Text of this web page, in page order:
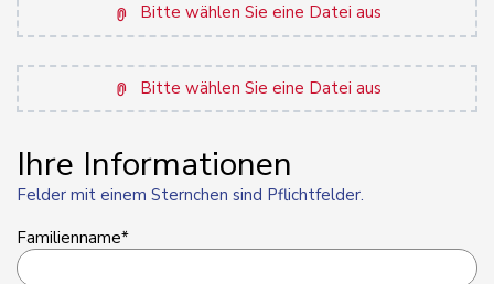
Bitte wählen Sie eine Datei aus
Bitte wählen Sie eine Datei aus
Ihre Informationen
Felder mit einem Sternchen sind Pflichtfelder.
Familienname*